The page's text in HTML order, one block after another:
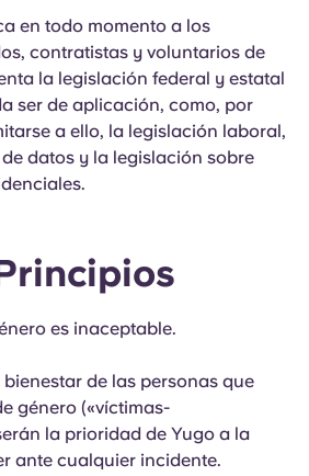
Deutsch
Italian
French
en todo momento a los
contratistas y voluntarios de
la legislación federal y estatal
ser de aplicación, como, por
a ello, la legislación laboral,
datos y la legislación sobre
es inaceptable.
de las personas que
género («víctimas-
la prioridad de Yugo a la
ante cualquier incidente.